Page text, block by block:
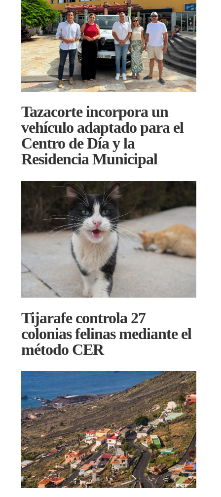
Tazacorte incorpora un
vehículo adaptado para el
Centro de Día y la
Residencia Municipal
Tijarafe controla 27
colonias felinas mediante el
método CER